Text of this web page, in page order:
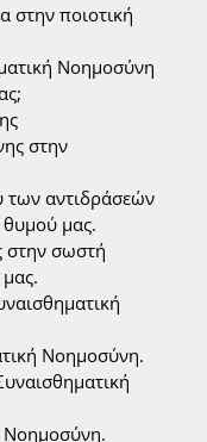
στην ποιοτική
Νοημοσύνη
στην
των αντιδράσεών
θυμού μας.
στην σωστή
Νοημοσύνη.
Νοημοσύνη.